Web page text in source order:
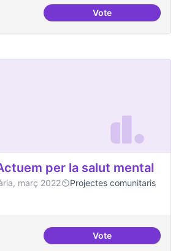
VotePassejades
per la salut mental
març 2022
Projectes comunitaris
VoteProjecte